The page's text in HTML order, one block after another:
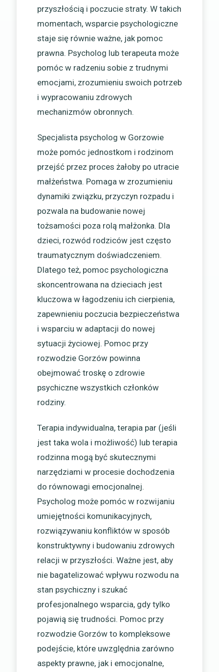
przyszłością i poczucie straty. W takich
momentach, wsparcie psychologiczne
staje się równie ważne, jak pomoc
prawna. Psycholog lub terapeuta może
pomóc w radzeniu sobie z trudnymi
emocjami, zrozumieniu swoich potrzeb
i wypracowaniu zdrowych
mechanizmów obronnych.
Specjalista psycholog w Gorzowie
może pomóc jednostkom i rodzinom
przejść przez proces żałoby po utracie
małżeństwa. Pomaga w zrozumieniu
dynamiki związku, przyczyn rozpadu i
pozwala na budowanie nowej
tożsamości poza rolą małżonka. Dla
dzieci, rozwód rodziców jest często
traumatycznym doświadczeniem.
Dlatego też, pomoc psychologiczna
skoncentrowana na dzieciach jest
kluczowa w łagodzeniu ich cierpienia,
zapewnieniu poczucia bezpieczeństwa
i wsparciu w adaptacji do nowej
sytuacji życiowej. Pomoc przy
rozwodzie Gorzów powinna
obejmować troskę o zdrowie
psychiczne wszystkich członków
rodziny.
Terapia indywidualna, terapia par (jeśli
jest taka wola i możliwość) lub terapia
rodzinna mogą być skutecznymi
narzędziami w procesie dochodzenia
do równowagi emocjonalnej.
Psycholog może pomóc w rozwijaniu
umiejętności komunikacyjnych,
rozwiązywaniu konfliktów w sposób
konstruktywny i budowaniu zdrowych
relacji w przyszłości. Ważne jest, aby
nie bagatelizować wpływu rozwodu na
stan psychiczny i szukać
profesjonalnego wsparcia, gdy tylko
pojawią się trudności. Pomoc przy
rozwodzie Gorzów to kompleksowe
podejście, które uwzględnia zarówno
aspekty prawne, jak i emocjonalne,